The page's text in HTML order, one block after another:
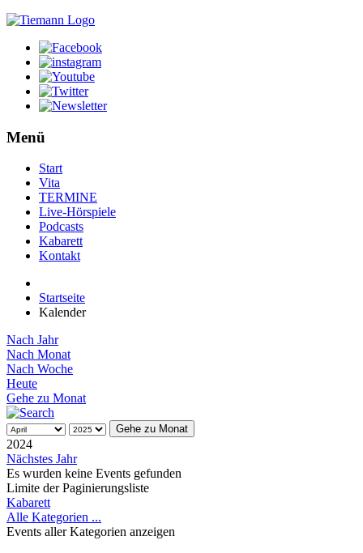
Menü
Start
Vita
TERMINE
Live-Hörspiele
Podcasts
Kabarett
Kontakt
Startseite
Kalender
Nach Jahr
Nach Monat
Nach Woche
Heute
Gehe zu Monat
Gehe zu Monat
2024
Nächstes Jahr
Es wurden keine Events gefunden
Limite der Paginierungsliste
Kabarett
Alle Kategorien ...
Events aller Kategorien anzeigen